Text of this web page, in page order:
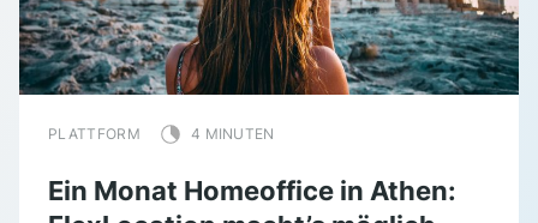
PLATTFORM 4 MINUTEN
Ein Monat Homeoffice in Athen: